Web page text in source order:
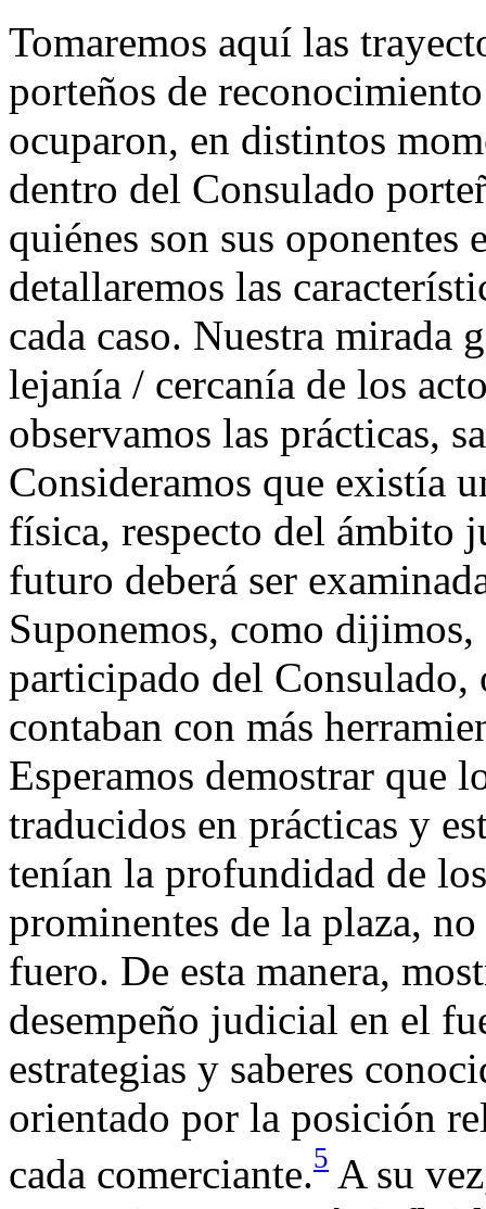
Tomaremos aquí las
porteños de
ocuparon, en distintos
dentro del Consulado
quiénes son sus
detallaremos las
cada caso. Nuestra mirada
lejanía / cercanía de los
observamos las prácticas,
Consideramos que existía
física, respecto del ámbito
futuro deberá ser
Suponemos, como
participado del Consulado,
contaban con más
Esperamos demostrar que
traducidos en prácticas y
tenían la profundidad de
prominentes de la plaza,
fuero. De esta manera,
desempeño judicial en el
estrategias y saberes
orientado por la posición
cada comerciante.5 A su